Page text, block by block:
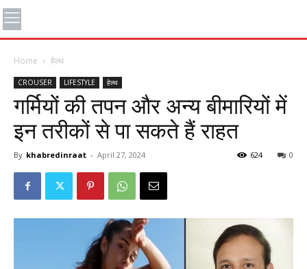
Home हेल्थ
CROUSER LIFESTYLE हेल्थ
गर्मियों की तपन और अन्य बीमारियों में
इन तरीकों से पा सकते हैं राहत
By khabredinraat - April 27, 2024 0
624